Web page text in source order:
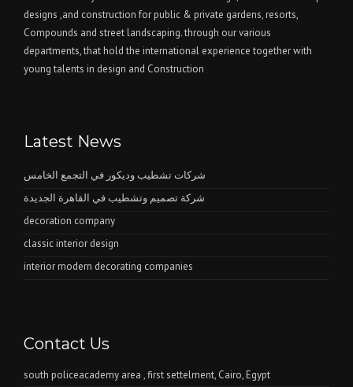
designs ,and construction for public & private gardens, resorts,
Compounds and street landscaping. through our various
departments, that hold the international experience together with
young talents in design and Construction
Latest News
شركات تشطيب وديكور في التجمع الخامس
شركة تصميم وتشطيب في القاهرة الجديدة
decoration company
classic interior design
interior modern decorating companies
Contact Us
south policeacademy area , first settelment, Cairo, Egypt